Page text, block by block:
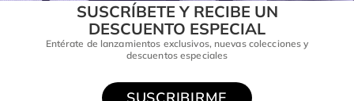
SUSCRÍBETE Y RECIBE UN
DESCUENTO ESPECIAL
Entérate de lanzamientos exclusivos, nuevas colecciones y
descuentos especiales